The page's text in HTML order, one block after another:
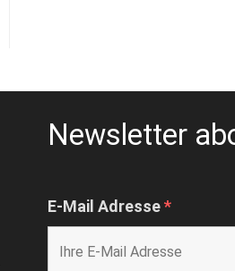
Newsletter
E-Mail Adresse*